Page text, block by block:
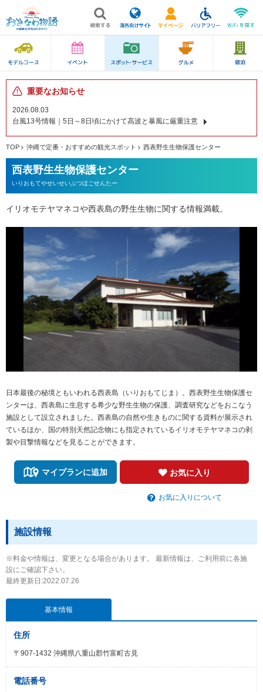
重要なお知らせ
2026.08.03
台風13号情報｜5日～8日頃にかけて高波と暴風に厳重注意
TOP 沖縄で定番・おすすめの観光スポット 西表野生生物保護センター
西表野生生物保護センター
いりおもてやせいせいぶつほごせんたー
イリオモテヤマネコや西表島の野生生物に関する情報満載。
日本最後の秘境ともいわれる西表島（いりおもてじま）。西表野生生物保護セ
ンターは、西表島に生息する希少な野生生物の保護、調査研究などをおこなう
施設として設立されました。西表島の自然や生きものに関する資料が展示され
ているほか、国の特別天然記念物にも指定されているイリオモテヤマネコの剥
製や目撃情報などを見ることができます。
マイプランに追加 お気に入り
お気に入りについて
施設情報
※料金や情報は、変更となる場合があります。 最新情報は、ご利用前に各施
設にご確認下さい。
最終更新日:2022.07.26
基本情報
住所
〒907-1432 沖縄県八重山郡竹富町古見
電話番号